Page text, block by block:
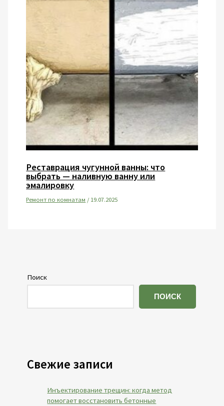
Реставрация чугунной ванны: что
выбрать — наливную ванну или
эмалировку
Ремонт по комнатам /19.07.2025
Поиск
ПОИСК
Свежие записи
Инъектирование трещин: когда метод
помогает восстановить бетонные